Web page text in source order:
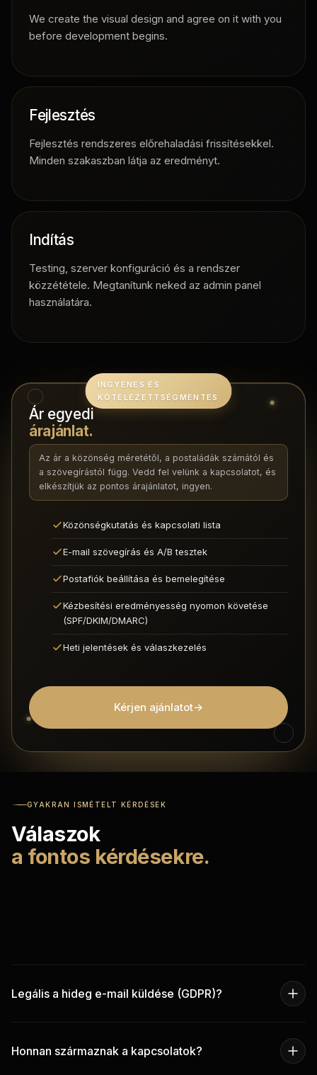
We create the visual design and agree on it with you
before development begins.
Fejlesztés
Fejlesztés rendszeres előrehaladási frissítésekkel.
Minden szakaszban látja az eredményt.
Indítás
Testing, szerver konfiguráció és a rendszer
közzététele. Megtanítunk neked az admin panel
használatára.
INGYENES ÉS
KÖTELEZETTSÉGMENTES
Ár egyedi
árajánlat.
Az ár a közönség méretétől, a postaládák számától és
a szövegírástól függ. Vedd fel velünk a kapcsolatot, és
elkészítjük az pontos árajánlatot, ingyen.
Közönségkutatás és kapcsolati lista
E-mail szövegírás és A/B tesztek
Postafiók beállítása és bemelegítése
Kézbesítési eredményesség nyomon követése
(SPF/DKIM/DMARC)
Heti jelentések és válaszkezelés
Kérjen ajánlatot→
GYAKRAN ISMÉTELT KÉRDÉSEK
Válaszok
a fontos kérdésekre.
Legális a hideg e-mail küldése (GDPR)?
betartjuk a szabályokat — csak üzleti kapcsolatoknak írunk,
Honnan származnak a kapcsolatok?